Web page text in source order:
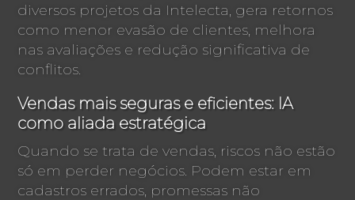
diversos projetos da Intelecta, gera retornos
como menor evasão de clientes, melhora
nas avaliações e redução significativa de
conflitos.
Vendas mais seguras e eficientes: IA
como aliada estratégica
Quando se trata de vendas, riscos não estão
só em perder negócios. Podem estar em
cadastros errados, promessas não